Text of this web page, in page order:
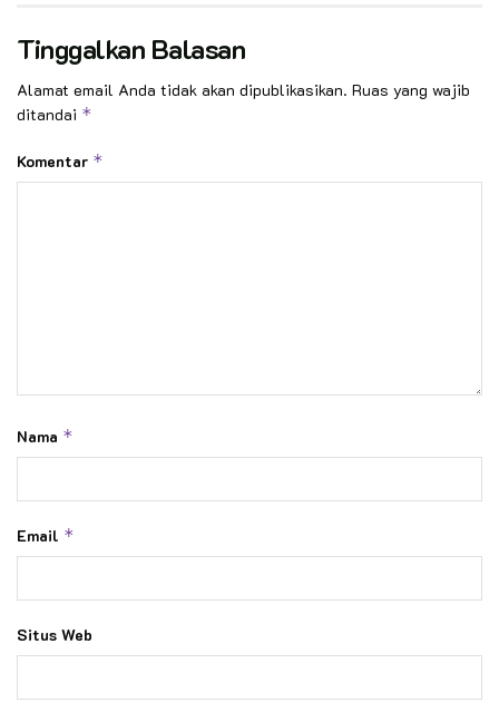
Tinggalkan Balasan
Alamat email Anda tidak akan dipublikasikan. Ruas yang wajib
ditandai *
Komentar *
Nama *
Email *
Situs Web